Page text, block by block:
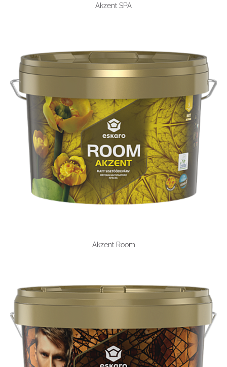
Akzent SPA
Akzent Room